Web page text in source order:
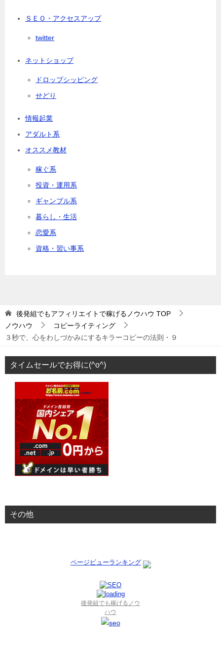
ＳＥＯ・アクセスアップ
twitter
ネットショップ
ドロップシッピング
せどり
情報起業
アダルト系
オススメ教材
稼ぐ系
投資・運用系
ギャンブル系
暮らし・生活
恋愛系
資格・習い事系
後発組でもアフィリエイトで稼げるノウハウ TOP
ノウハウ
コピーライティング
３秒で、心をわしづかみにするキラーコピーの法則・９
タイムセールでお得に(^o^)
その他
ページビューランキング
後発組でも稼げるノウ
ハウ